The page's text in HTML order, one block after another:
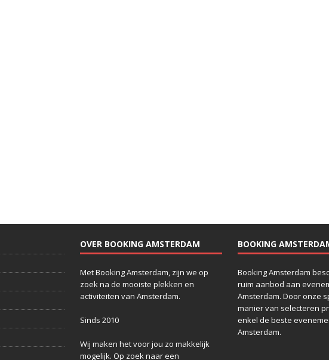
OVER BOOKING AMSTERDAM
Met Booking Amsterdam, zijn we op
zoek na de mooiste plekken en
activiteiten van Amsterdam.
Sinds 2010
Wij maken het voor jou zo makkelijk
mogelijk. Op zoek naar een
BOOKING
Booking Amsterdam
ruim aanbod aan
Amsterdam. Door onze
manier van selecteren
enkel de beste
Amsterdam.